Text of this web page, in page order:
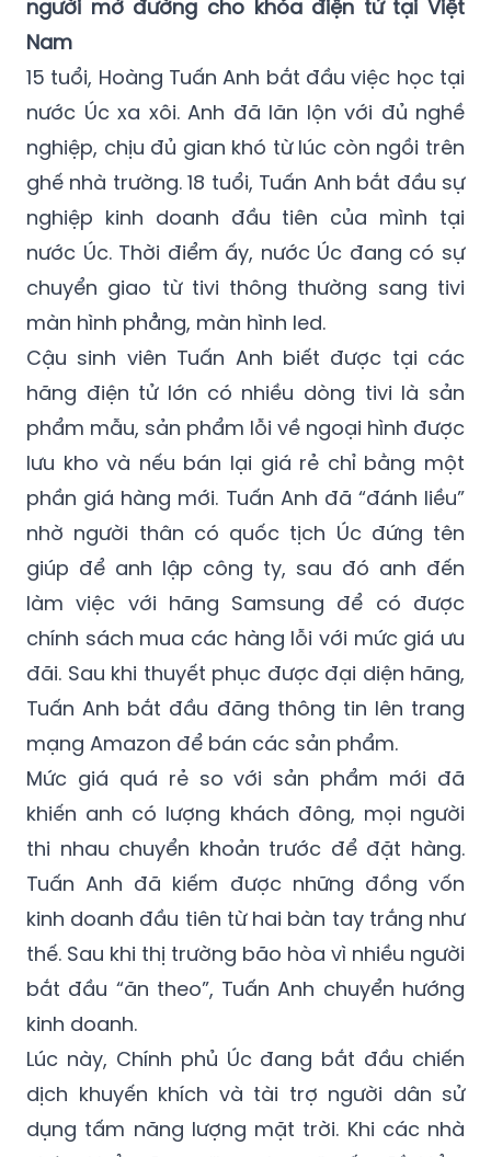
15 tuổi, Hoàng Tuấn Anh bắt đầu việc học tại
nước Úc xa xôi. Anh đã lăn lộn với đủ nghề
nghiệp, chịu đủ gian khó từ lúc còn ngồi trên
ghế nhà trường. 18 tuổi, Tuấn Anh bắt đầu sự
nghiệp kinh doanh đầu tiên của mình tại
nước Úc. Thời điểm ấy, nước Úc đang có sự
chuyển giao từ tivi thông thường sang tivi
màn hình phẳng, màn hình led.
Cậu sinh viên Tuấn Anh biết được tại các
hãng điện tử lớn có nhiều dòng tivi là sản
phẩm mẫu, sản phẩm lỗi về ngoại hình được
lưu kho và nếu bán lại giá rẻ chỉ bằng một
phần giá hàng mới. Tuấn Anh đã “đánh liều”
nhờ người thân có quốc tịch Úc đứng tên
giúp để anh lập công ty, sau đó anh đến
làm việc với hãng Samsung để có được
chính sách mua các hàng lỗi với mức giá ưu
đãi. Sau khi thuyết phục được đại diện hãng,
Tuấn Anh bắt đầu đăng thông tin lên trang
mạng Amazon để bán các sản phẩm.
Mức giá quá rẻ so với sản phẩm mới đã
khiến anh có lượng khách đông, mọi người
thi nhau chuyển khoản trước để đặt hàng.
Tuấn Anh đã kiếm được những đồng vốn
kinh doanh đầu tiên từ hai bàn tay trắng như
thế. Sau khi thị trường bão hòa vì nhiều người
bắt đầu “ăn theo”, Tuấn Anh chuyển hướng
kinh doanh.
Lúc này, Chính phủ Úc đang bắt đầu chiến
dịch khuyến khích và tài trợ người dân sử
dụng tấm năng lượng mặt trời. Khi các nhà
nhập khẩu đang “loay hoay” vấn đề kiểm
định chất lượng vì trung tâm kiểm định